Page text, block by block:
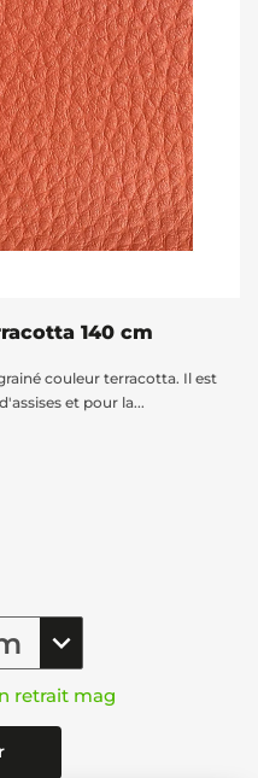
140 cm
couleur terracotta. Il est
et pour la...
retrait mag